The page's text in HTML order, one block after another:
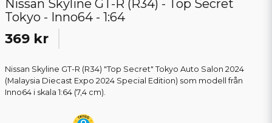
Nissan Skyline GT-R (R34) - Top Secret
Tokyo - Inno64 - 1:64
369 kr
Nissan Skyline GT-R (R34) "Top Secret" Tokyo Auto Salon 2024
(Malaysia Diecast Expo 2024 Special Edition) som modell från
Inno64 i skala 1:64 (7,4 cm).